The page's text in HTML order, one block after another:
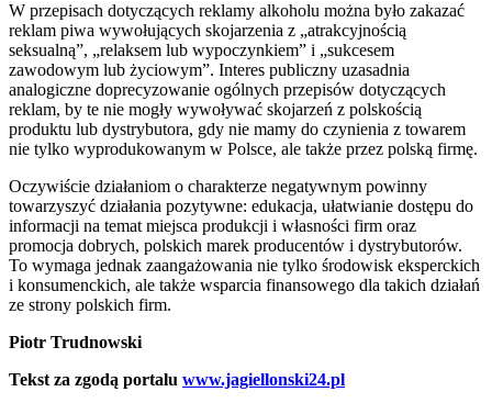
W przepisach dotyczących reklamy alkoholu można było zakazać
reklam piwa wywołujących skojarzenia z „atrakcyjnością
seksualną”, „relaksem lub wypoczynkiem” i „sukcesem
zawodowym lub życiowym”. Interes publiczny uzasadnia
analogiczne doprecyzowanie ogólnych przepisów dotyczących
reklam, by te nie mogły wywoływać skojarzeń z polskością
produktu lub dystrybutora, gdy nie mamy do czynienia z towarem
nie tylko wyprodukowanym w Polsce, ale także przez polską firmę.
Oczywiście działaniom o charakterze negatywnym powinny
towarzyszyć działania pozytywne: edukacja, ułatwianie dostępu do
informacji na temat miejsca produkcji i własności firm oraz
promocja dobrych, polskich marek producentów i dystrybutorów.
To wymaga jednak zaangażowania nie tylko środowisk eksperckich
i konsumenckich, ale także wsparcia finansowego dla takich działań
ze strony polskich firm.
Piotr Trudnowski
Tekst za zgodą portalu www.jagiellonski24.pl